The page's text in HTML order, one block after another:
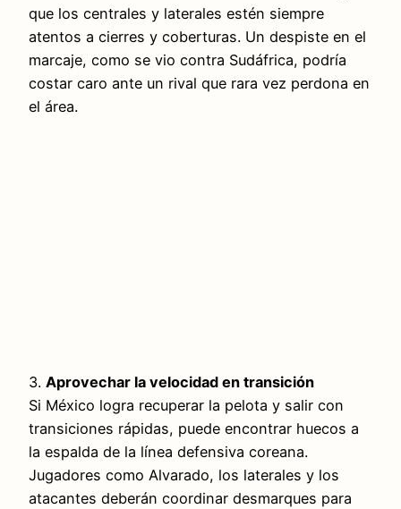
que los centrales y laterales estén siempre
atentos a cierres y coberturas. Un despiste en el
marcaje, como se vio contra Sudáfrica, podría
costar caro ante un rival que rara vez perdona en
el área.
3. Aprovechar la velocidad en transición
Si México logra recuperar la pelota y salir con
transiciones rápidas, puede encontrar huecos a
la espalda de la línea defensiva coreana.
Jugadores como Alvarado, los laterales y los
atacantes deberán coordinar desmarques para